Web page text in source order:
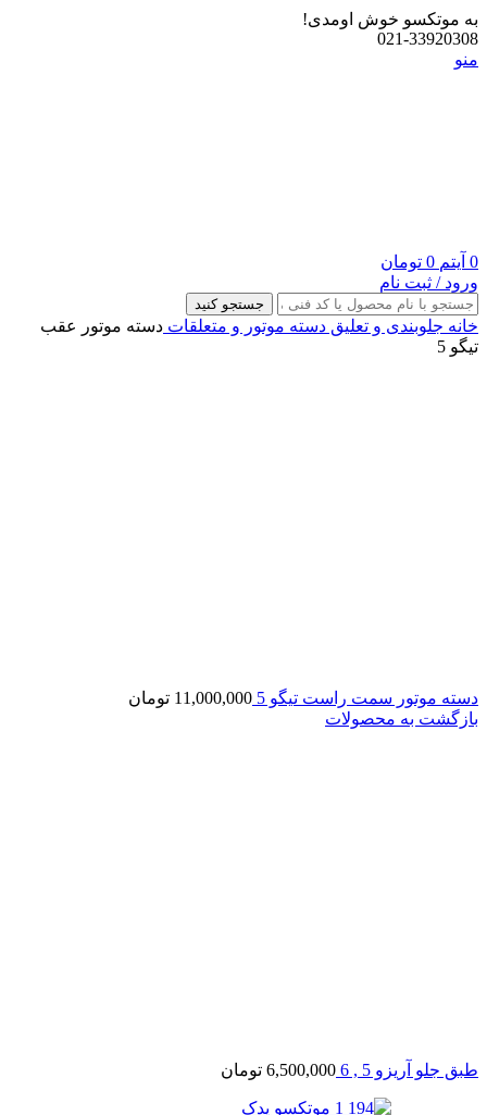
به موتکسو خوش اومدی!
021-33920308
منو
0 آیتم 0 تومان
ورود / ثبت نام
جستجو کنید
خانه جلوبندی و تعلیق دسته موتور و متعلقات دسته موتور عقب
تیگو 5
دسته موتور سمت راست تیگو 5 11,000,000 تومان
بازگشت به محصولات
طبق جلو آریزو 5 , 6 6,500,000 تومان